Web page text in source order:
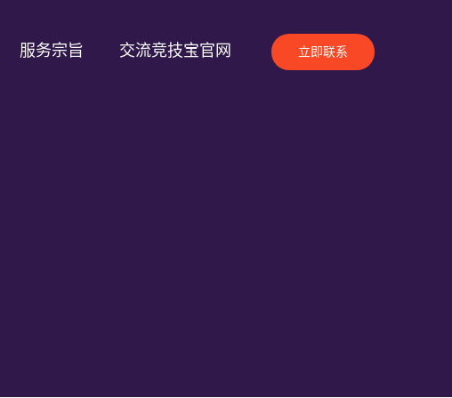
服务宗旨 交流竞技宝官网 立即联系